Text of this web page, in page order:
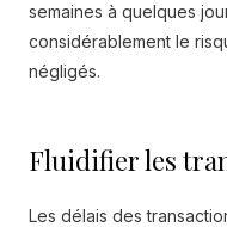
semaines à quelques
considérablement le
négligés.
Fluidifier les
Les délais des